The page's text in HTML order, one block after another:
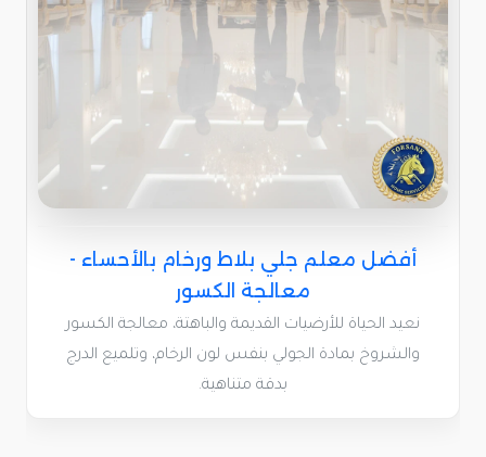
أفضل معلم جلي بلاط ورخام بالأحساء -
معالجة الكسور
نعيد الحياة للأرضيات القديمة والباهتة، معالجة الكسور
والشروخ بمادة الجولي بنفس لون الرخام، وتلميع الدرج
بدقة متناهية.